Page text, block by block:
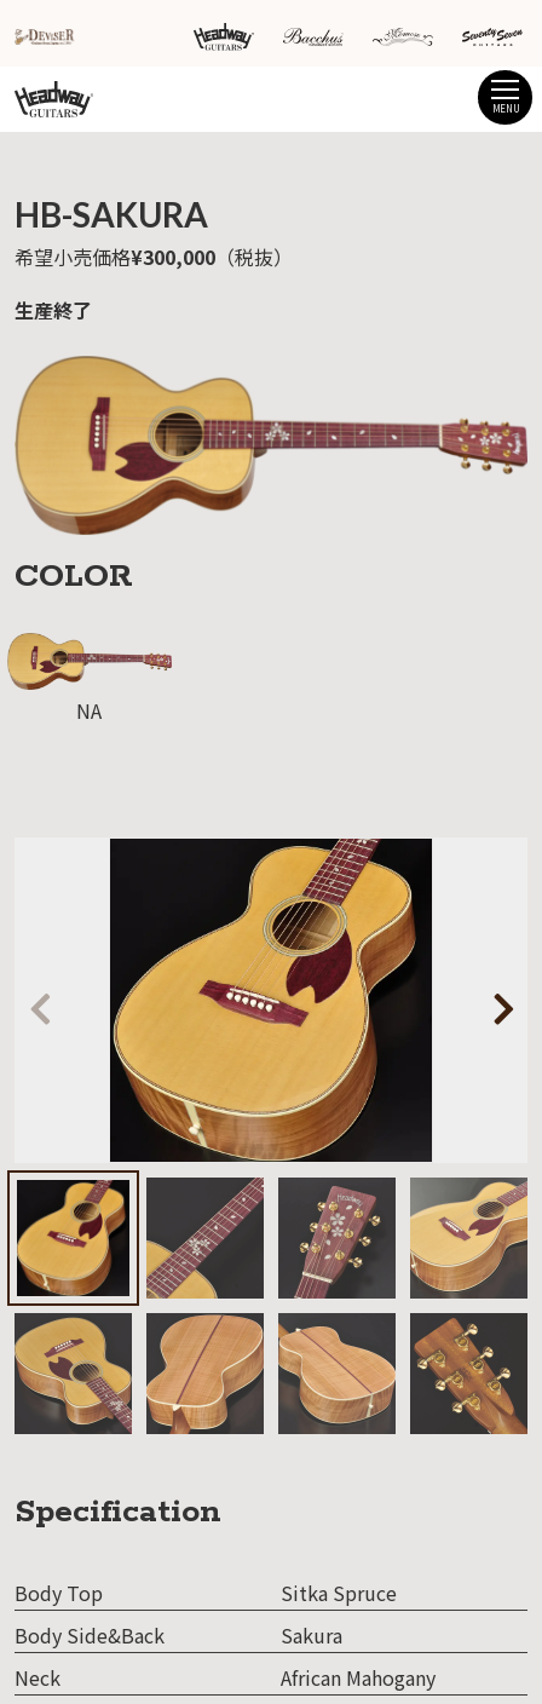
MENU
HB-SAKURA
希望小売価格¥300,000 （税抜）
生産終了
COLOR
NA
Specification
Body Top
Sitka Spruce
Body Side&Back
Sakura
Neck
African Mahogany